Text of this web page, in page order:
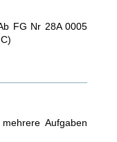
FG Nr 28A 0005
Aufgaben